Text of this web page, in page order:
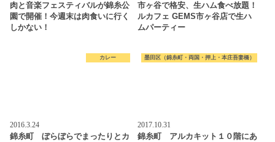
肉と音楽フェスティバルが錦糸公
園で開催！今週末は肉食いに行く
しかない！
市ヶ谷で格安、生ハム食べ放題！
ルカフェ GEMS市ヶ谷店で生ハ
ムパーティー
カレー
2016.3.24
錦糸町 ぼらぼらでまったりとカ
墨田区（錦糸町・両国・押上・本庄吾妻橋）
2017.10.31
錦糸町 アルカキット１０階にあ